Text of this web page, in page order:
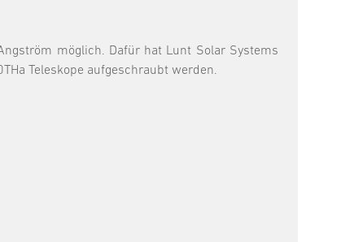
möglich. Dafür hat Lunt Solar Systems
Teleskope aufgeschraubt werden.